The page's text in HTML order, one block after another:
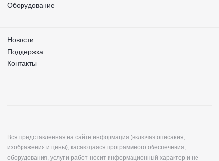
Оборудование
Новости
Поддержка
Контакты
Вся представленная на сайте информация (включая описания,
изображения и цены), касающаяся программного обеспечения,
оборудования, услуг и работ, носит информационный характер и не